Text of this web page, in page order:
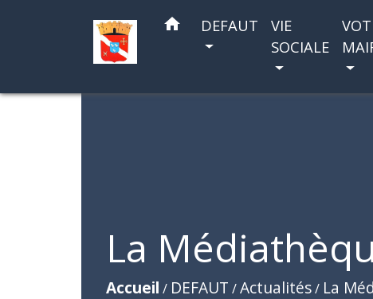
home DEFAUT
VIE
SOCIALE
La
Accueil / DEFAUT /Actualités/ La